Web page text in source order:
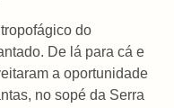
do
De lá para cá e
a oportunidade
no sopé da Serra